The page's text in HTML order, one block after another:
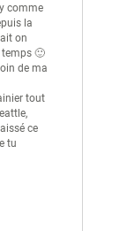
comme
la
on
🙂
de ma
tout
ce
tu